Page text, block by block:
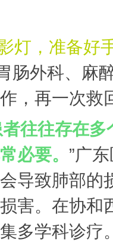
灯，准备好
肠外科、麻
，再一次救
往往存在
必要。 ”广
导致肺部的
害。在协和
多学科诊疗